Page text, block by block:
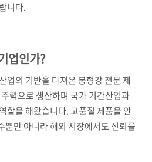
니다.
업인가?
업의 기반을 다져온 봉형강 전문 제
력으로 생산하며 국가 기간산업과
할을 해왔습니다. 고품질 제품을 안
뿐만 아니라 해외 시장에서도 신뢰를